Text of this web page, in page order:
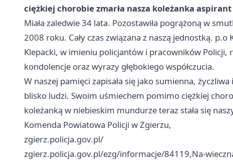
ciężkiej chorobie zmarła nasza koleżanka
Miała zaledwie 34 lata. Pozostawiła pogrążoną w
2008 roku. Cały czas związana z naszą jednostką.
Klepacki, w imieniu policjantów i pracowników Policji,
kondolencje oraz wyrazy głębokiego współczucia.
W naszej pamięci zapisała się jako sumienna,
blisko ludzi. Swoim uśmiechem pomimo ciężkiej
koleżanką w niebieskim mundurze teraz stała się
Komenda Powiatowa Policji w Zgierzu,
zgierz.policja.gov.pl/
zgierz.policja.gov.pl/ezg/informacje/84119,Na-